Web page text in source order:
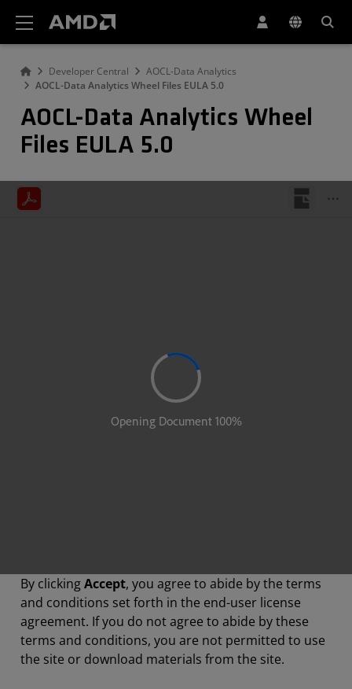
Developer Central
AOCL-Data Analytics
AOCL-Data Analytics Wheel Files EULA 5.0
AOCL-Data Analytics Wheel
Files EULA 5.0
By clickingAccept, you agree to abide by the terms
and conditions set forth in the end-user license
agreement. If you do not agree to abide by these
terms and conditions, you are not permitted to use
the site or download materials from the site.